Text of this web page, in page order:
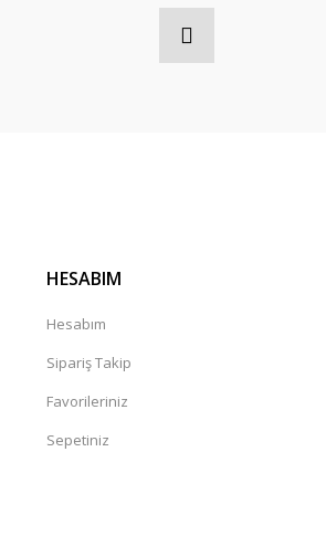
HESABIM
Hesabım
Sipariş Takip
Favorileriniz
Sepetiniz